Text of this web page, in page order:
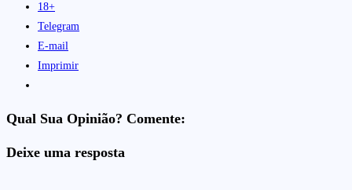
18+
Telegram
E-mail
Imprimir
Qual Sua Opinião? Comente:
Deixe uma resposta